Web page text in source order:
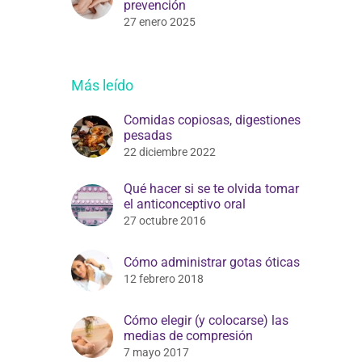
prevención
27 enero 2025
Más leído
Comidas copiosas, digestiones
pesadas
22 diciembre 2022
Qué hacer si se te olvida tomar
el anticonceptivo oral
27 octubre 2016
Cómo administrar gotas óticas
12 febrero 2018
Cómo elegir (y colocarse) las
medias de compresión
7 mayo 2017